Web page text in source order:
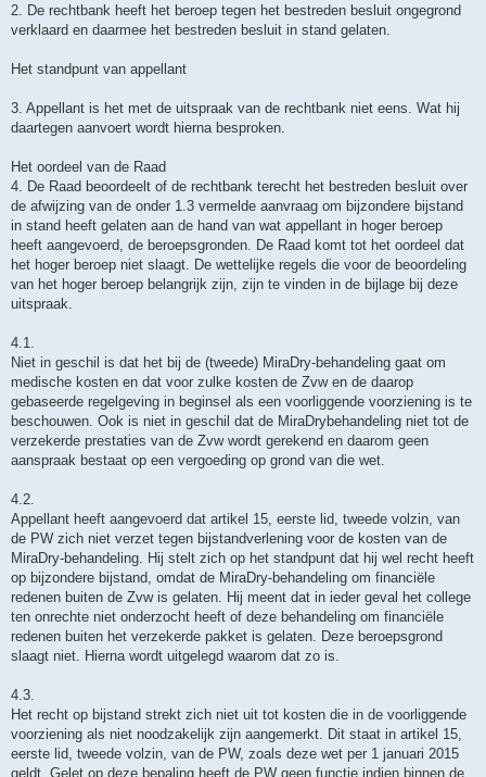
2. De rechtbank heeft het beroep tegen het bestreden besluit ongegrond
verklaard en daarmee het bestreden besluit in stand gelaten.
Het standpunt van appellant
3. Appellant is het met de uitspraak van de rechtbank niet eens. Wat hij
daartegen aanvoert wordt hierna besproken.
Het oordeel van de Raad
4. De Raad beoordeelt of de rechtbank terecht het bestreden besluit over
de afwijzing van de onder 1.3 vermelde aanvraag om bijzondere bijstand
in stand heeft gelaten aan de hand van wat appellant in hoger beroep
heeft aangevoerd, de beroepsgronden. De Raad komt tot het oordeel dat
het hoger beroep niet slaagt. De wettelijke regels die voor de beoordeling
van het hoger beroep belangrijk zijn, zijn te vinden in de bijlage bij deze
uitspraak.
4.1.
Niet in geschil is dat het bij de (tweede) MiraDry-behandeling gaat om
medische kosten en dat voor zulke kosten de Zvw en de daarop
gebaseerde regelgeving in beginsel als een voorliggende voorziening is te
beschouwen. Ook is niet in geschil dat de MiraDrybehandeling niet tot de
verzekerde prestaties van de Zvw wordt gerekend en daarom geen
aanspraak bestaat op een vergoeding op grond van die wet.
4.2.
Appellant heeft aangevoerd dat artikel 15, eerste lid, tweede volzin, van
de PW zich niet verzet tegen bijstandverlening voor de kosten van de
MiraDry-behandeling. Hij stelt zich op het standpunt dat hij wel recht heeft
op bijzondere bijstand, omdat de MiraDry-behandeling om financiële
redenen buiten de Zvw is gelaten. Hij meent dat in ieder geval het college
ten onrechte niet onderzocht heeft of deze behandeling om financiële
redenen buiten het verzekerde pakket is gelaten. Deze beroepsgrond
slaagt niet. Hierna wordt uitgelegd waarom dat zo is.
4.3.
Het recht op bijstand strekt zich niet uit tot kosten die in de voorliggende
voorziening als niet noodzakelijk zijn aangemerkt. Dit staat in artikel 15,
eerste lid, tweede volzin, van de PW, zoals deze wet per 1 januari 2015
geldt. Gelet op deze bepaling heeft de PW geen functie indien binnen de